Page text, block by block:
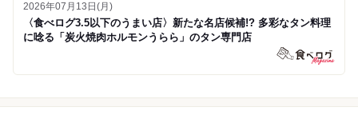
2026年07月13日(月)
〈食べログ3.5以下のうまい店〉新たな名店候補!? 多彩なタン料理
に唸る「炭火焼肉ホルモンうらら」のタン専門店